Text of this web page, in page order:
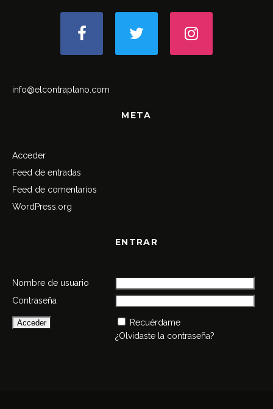
info@elcontraplano.com
META
Acceder
Feed de entradas
Feed de comentarios
WordPress.org
ENTRAR
Nombre de usuario
Contraseña
Recuérdame
¿Olvidaste la contraseña?